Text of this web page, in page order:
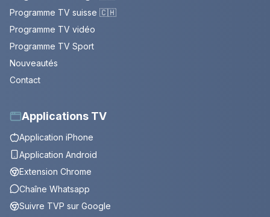
Programme TV suisse 🇨🇭
Programme TV vidéo
Programme TV Sport
Nouveautés
Contact
Applications TV
Application iPhone
Application Android
Extension Chrome
Chaîne Whatsapp
Suivre TVP sur Google